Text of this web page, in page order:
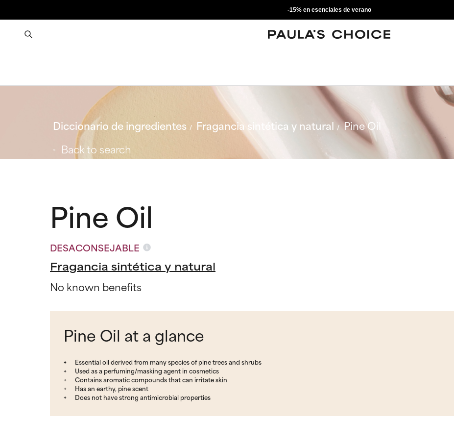
-15% en esenciales de verano
Diccionario de ingredientes Fragancia sintética y natural
Pine Oil
Back to search
Pine Oil
DESACONSEJABLE
Fragancia sintética y natural
No known benefits
Pine Oil at a glance
Essential oil derived from many species of pine trees and shrubs
Used as a perfuming/masking agent in cosmetics
Contains aromatic compounds that can irritate skin
Has an earthy, pine scent
Does not have strong antimicrobial properties